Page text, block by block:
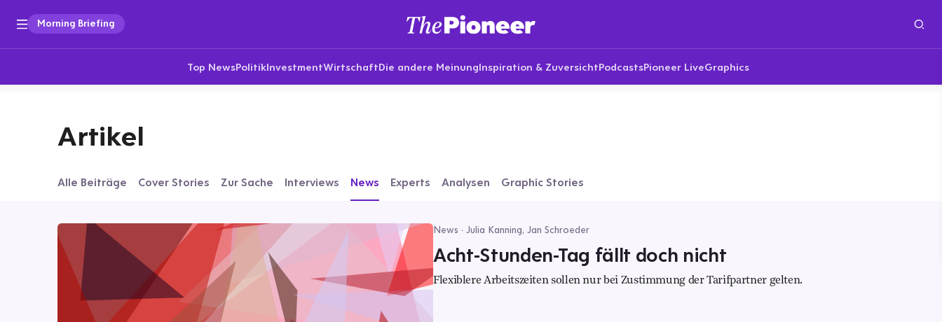
Morning Briefing
Top NewsPolitikInvestmentWirtschaftDie andere MeinungInspiration & ZuversichtPodcastsPioneer LiveGraphics
Artikel
Alle Beiträge Cover Stories Zur Sache Interviews News Experts Analysen Graphic Stories
News · Julia Kanning, Jan Schroeder
Acht-Stunden-Tag fällt doch nicht
Flexiblere Arbeitszeiten sollen nur bei Zustimmung der Tarifpartner gelten.